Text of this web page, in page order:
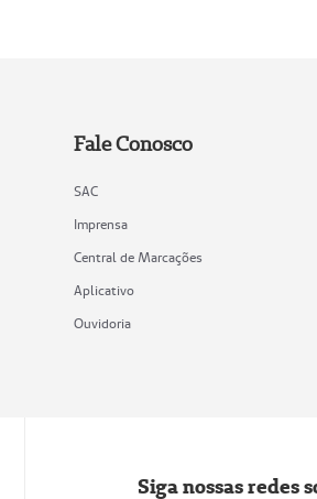
Fale Conosco
SAC
Imprensa
Central de Marcações
Aplicativo
Ouvidoria
Siga nossas redes